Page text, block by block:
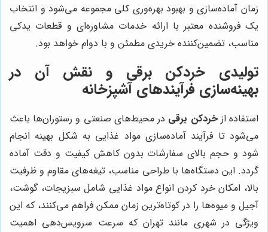
زمان آماده‌سازی و بهبود بهره‌وری کلی مجموعه می‌شود و انتخاب
یک فروشنده معتبر با ارائه خدمات مشاوره‌ای و قطعات یدکی
مناسب، تضمین‌کننده خریدی مطمئن و با دوام خواهد بود.
تولیدی خردکن برقی و نقش آن در
بهینه‌سازی فرآیندهای آشپزخانه
استفاده از خردکن برقی در محیط‌های صنعتی و رستوران‌ها باعث
می‌شود تا فرآیند آماده‌سازی مواد غذایی به شکل بهینه انجام
شود و حجم بالای سفارشات بدون کاهش کیفیت و دقت آماده
گردد. این دستگاه‌ها با طراحی مناسب، تیغه‌های مقاوم و ظرفیت
بالا، امکان خرد کردن انواع مواد غذایی شامل سبزیجات، گوشت،
آجیل و میوه‌ها را در کوتاه‌ترین زمان ممکن فراهم می‌کنند، که این
ویژگی در شهری مانند تهران که سرعت سرویس‌دهی اهمیت